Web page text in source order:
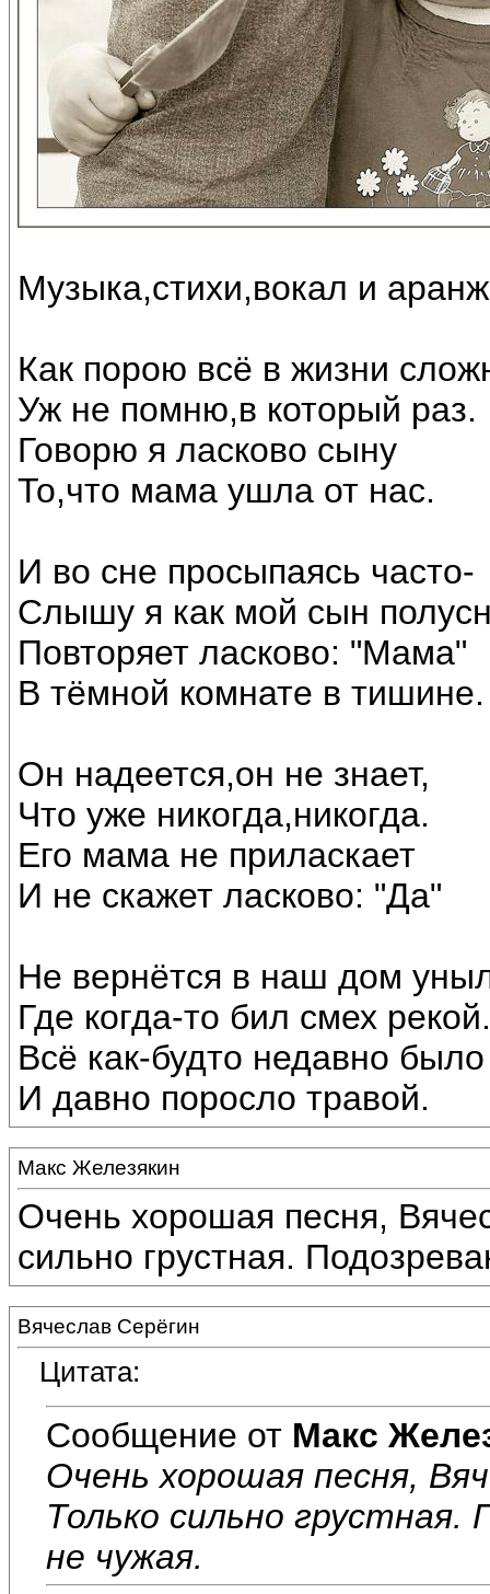
Музыка,стихи,вокал и
Как порою всё в жизни
Уж не помню,в который раз.
Говорю я ласково сыну
То,что мама ушла от нас.
И во сне просыпаясь часто-
Слышу я как мой сын
Повторяет ласково: "Мама"
В тёмной комнате в тишине.
Он надеется,он не знает,
Что уже никогда,никогда.
Его мама не приласкает
И не скажет ласково: "Да"
Не вернётся в наш дом
Где когда-то бил смех рекой.
Всё как-будто недавно было
И давно поросло травой.
Макс Железякин
Очень хорошая песня,
сильно грустная.
Вячеслав Серёгин
Цитата:
Сообщение от Макс
Очень хорошая песня,
Только сильно
не чужая.